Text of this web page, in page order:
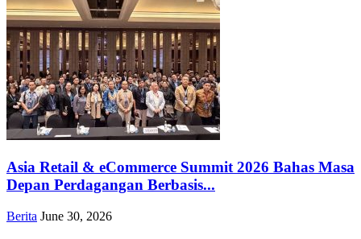
Asia Retail & eCommerce Summit 2026 Bahas Masa
Depan Perdagangan Berbasis...
Berita June 30, 2026